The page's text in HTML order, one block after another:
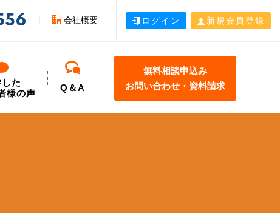
会社概要 ログイン 新規会員登録
た
様の声
Q＆A
無料相談申込み
お問い合わせ・資料請求